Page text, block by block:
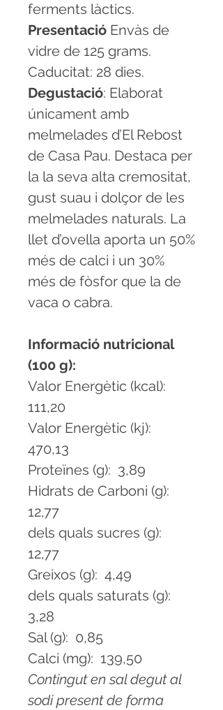
ferments làctics.
Presentació Envàs de
vidre de 125 grams.
Caducitat: 28 dies.
Degustació: Elaborat
únicament amb
melmelades d’El Rebost
de Casa Pau. Destaca per
la la seva alta cremositat,
gust suau i dolçor de les
melmelades naturals. La
llet d’ovella aporta un 50%
més de calci i un 30%
més de fòsfor que la de
vaca o cabra.
Informació nutricional
(100 g):
Valor Energètic (kcal):
111,20
Valor Energètic (kj):
470,13
Proteïnes (g): 3,89
Hidrats de Carboni (g):
12,77
dels quals sucres (g):
12,77
Greixos (g): 4,49
dels quals saturats (g):
3,28
Sal (g): 0,85
Calci (mg): 139,50
Contingut en sal degut al
sodi present de forma